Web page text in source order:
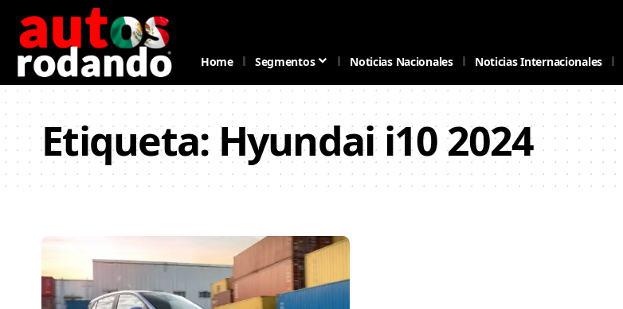
Home Segmentos Noticias Nacionales Noticias Internacionales
Etiqueta:Hyundai i10 2024